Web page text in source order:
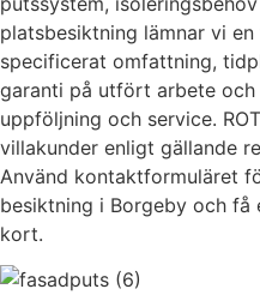
platsbesiktning lämnar vi
specificerat omfattning,
garanti på utfört arbete
uppföljning och service.
villakunder enligt gällande
Använd kontaktformuläret
besiktning i Borgeby och
kort.